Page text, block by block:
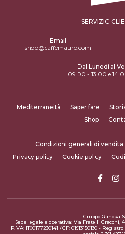
SERVIZIO
Email
shop@caffemauro.com
Dal Lunedì al
09.00 - 13.00 e
Mediterraneità Saper fare
Shop
Condizioni generali di vendita
Privacy policy
Cookie policy
Gruppo Gimoka
Sede legale e operativa: Via Fratelli Gracchi,
P.IVA: IT00177230141 / CF: 01913150130 -